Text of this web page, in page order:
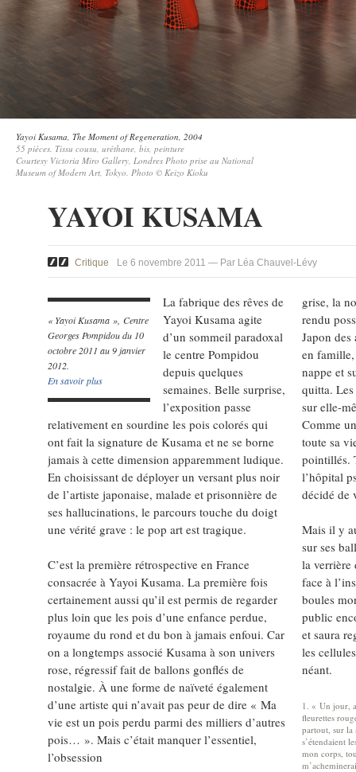
Yayoi Kusama, The Moment of Regeneration, 2004
55 pièces. Tissu cousu, uréthane, bis, peinture
Courtesy Victoria Miro Gallery, Londres Photo prise au National
Museum of Modern Art, Tokyo. Photo © Keizo Kioku
YAYOI KUSAMA
Critique Le 6 novembre 2011 — Par Léa Chauvel-Lévy
« Yayoi Kusama », Centre
Georges Pompidou du 10
octobre 2011 au 9 janvier
2012.
En savoir plus
La fabrique des rêves de
Yayoi Kusama agite
d’un sommeil paradoxal
le centre Pompidou
depuis quelques
semaines. Belle surprise,
l’exposition passe
relativement en sourdine les pois colorés qui
ont fait la signature de Kusama et ne se borne
jamais à cette dimension apparemment ludique.
En choisissant de déployer un versant plus noir
de l’artiste japonaise, malade et prisonnière de
ses hallucinations, le parcours touche du doigt
une vérité grave : le pop art est tragique.
C’est la première rétrospective en France
consacrée à Yayoi Kusama. La première fois
certainement aussi qu’il est permis de regarder
plus loin que les pois d’une enfance perdue,
royaume du rond et du bon à jamais enfoui. Car
on a longtemps associé Kusama à son univers
rose, régressif fait de ballons gonflés de
nostalgie. À une forme de naïveté également
d’une artiste qui n’avait pas peur de dire « Ma
vie est un pois perdu parmi des milliers d’autres
pois… ». Mais c’était manquer l’essentiel,
l’obsession
grise, la
rendu
Japon des
en
nappe et
quitta.
sur elle-
Comme
toute sa
pointillés.
l’hôpital
décidé de
Mais il y
sur ses
la verrière
face à
boules
public
et saura
les
néant.
1 « Un jour,
fleurettes
partout, sur la
s’étendaient
mon corps,